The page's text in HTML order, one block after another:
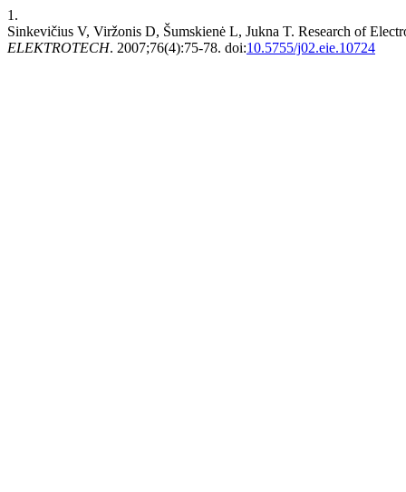
1.
Sinkevičius V, Viržonis D, Šumskienė L, Jukna T. Research of
ELEKTROTECH. 2007;76(4):75-78. doi:10.5755/j02.eie.10724